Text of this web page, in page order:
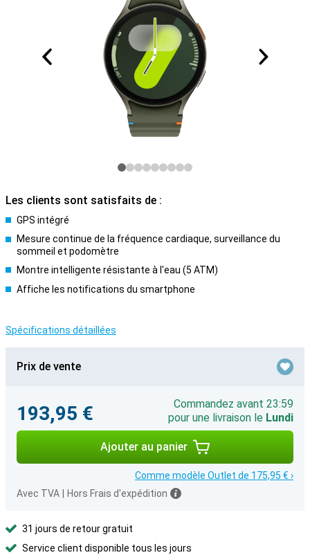
Les clients sont satisfaits de :
GPS intégré
Mesure continue de la fréquence cardiaque, surveillance du
sommeil et podomètre
Montre intelligente résistante à l'eau (5 ATM)
Affiche les notifications du smartphone
Spécifications détaillées
Prix de vente
193,95 €
Commandez avant 23:59
pour une livraison le Lundi
Ajouter au panier
Comme modèle Outlet de 175,95 € ›
Avec TVA
Hors Frais d'expédition
31 jours de retour gratuit
Service client disponible tous les jours